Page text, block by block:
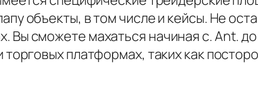
объекты, в том числе и кейсы. Не
Вы сможете махаться начиная с. Ant.
платформах, таких как